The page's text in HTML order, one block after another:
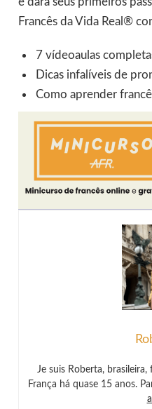
Francês da Vida Real®
7 vídeoaulas
Dicas infalíveis de
Como aprender
Je suis Roberta,
França há quase 15 anos.